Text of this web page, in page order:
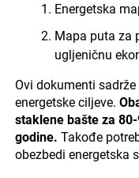
Energetska
Mapa puta za
ugljeničnu
Ovi dokumenti
energetske ciljeve.
staklene bašte za
godine. Takođe
obezbedi energetska